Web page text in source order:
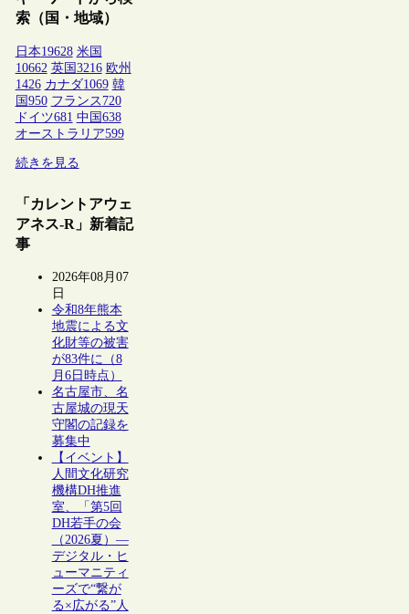
索（国・地域）
日本19628 米国
10662 英国3216 欧州
1426 カナダ1069 韓
国950 フランス 720
ドイツ681 中国638
オーストラリア599
続きを見る
「カレントアウェ
アネス-R」新着記
事
2026年08月07
日
令和8年熊本
地震による文
化財等の被害
が83件に（8
月6日時点）
名古屋市、名
古屋城の現天
守閣の記録を
募集中
【イベント】
人間文化研究
機構DH推進
室、「第5回
DH若手の会
（2026夏）―
デジタル・ヒ
ューマニティ
ーズで“繋が
る×広がる”人